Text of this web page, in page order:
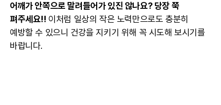
어깨가 안쪽으로 말려들어가 있진 않나요? 당장 쭉
펴주세요!! 이처럼 일상의 작은 노력만으로도 충분히
예방할 수 있으니 건강을 지키기 위해 꼭 시도해 보시기를
바랍니다.